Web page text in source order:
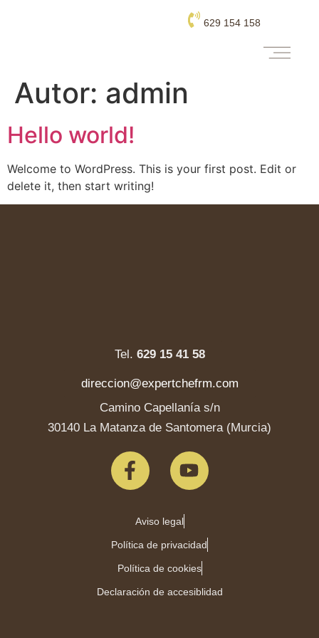
629 154 158
Autor: admin
Hello world!
Welcome to WordPress. This is your first post. Edit or
delete it, then start writing!
Tel. 629 15 41 58
direccion@expertchefrm.com
Camino Capellanía s/n
30140 La Matanza de Santomera (Murcia)
Aviso legal
Política de privacidad
Política de cookies
Declaración de accesiblidad